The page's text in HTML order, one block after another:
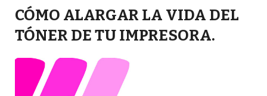
CÓMO ALARGAR LA VIDA DEL
TÓNER DE TU IMPRESORA.